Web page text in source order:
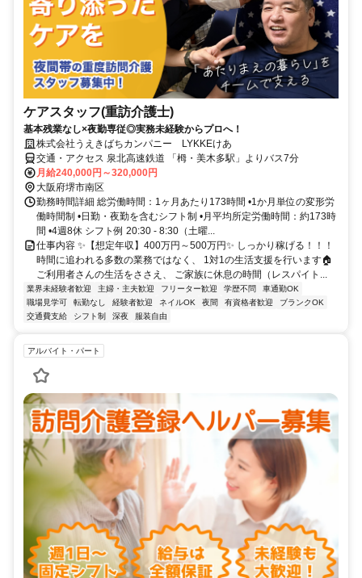
ケアスタッフ(重訪介護士)
基本残業なし×夜勤専従◎実務未経験からプロへ！
株式会社うえきばちカンパニー LYKKEけあ
交通・アクセス 泉北高速鉄道 「栂・美木多駅」よりバス7分
月給240,000円～320,000円
大阪府堺市南区
勤務時間詳細 総労働時間：1ヶ月あたり173時間 •1か月単位の変形労
働時間制 •日勤・夜勤を含むシフト制 •月平均所定労働時間：約173時
間 •4週8休 シフト例 20:30 - 8:30（土曜...
仕事内容 ✨【想定年収】400万円～500万円✨ しっかり稼げる！！！
時間に追われる多数の業務ではなく、 1対1の生活支援を行います🏠
ご利用者さんの生活をささえ、 ご家族に休息の時間（レスパイト...
業界未経験者歓迎 主婦・主夫歓迎 フリーター歓迎 学歴不問
車通勤OK
職場見学可
転勤なし 経験者歓迎 ネイルOK 夜間 有資格者歓迎
ブランクOK
交通費支給
シフト制 深夜 服装自由
アルバイト・パート